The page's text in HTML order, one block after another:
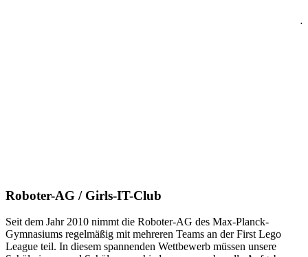
.
Roboter-AG / Girls-IT-Club
Seit dem Jahr 2010 nimmt die Roboter-AG des Max-Planck-
Gymnasiums regelmäßig mit mehreren Teams an der First Lego
League teil. In diesem spannenden Wettbewerb müssen unsere